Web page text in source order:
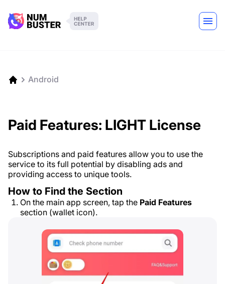
Android
Paid Features: LIGHT License
Subscriptions and paid features allow you to use the
service to its full potential by disabling ads and
providing access to unique tools.
How to Find the Section
On the main app screen, tap the Paid Features
section (wallet icon).